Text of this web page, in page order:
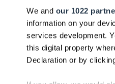
We and our 1022
information on your
services development.
this digital property
Declaration or by